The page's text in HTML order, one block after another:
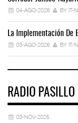
04-AGO-2026 BY IT-
La Implementación De
03-AGO-2026 BY IT-
RADIO PASILLO
03-NOV-2025